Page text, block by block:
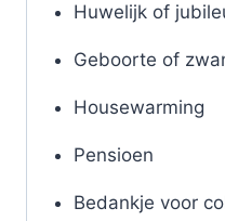
Huwelijk of
Geboorte of
Housewarming
Pensioen
Bedankje voor